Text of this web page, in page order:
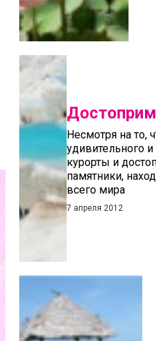
Несмотря на то,
удивительного
курорты и
памятники,
всего мира
7 апреля 2012